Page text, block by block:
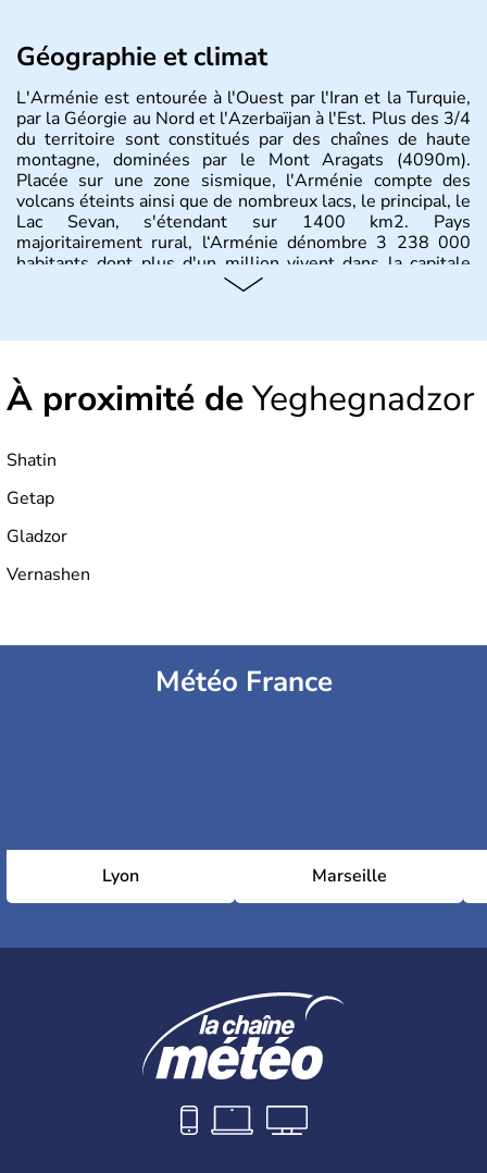
Géographie et climat
L'Arménie est entourée à l'Ouest par l'Iran et la Turquie,
par la Géorgie au Nord et l'Azerbaïjan à l'Est. Plus des 3/4
du territoire sont constitués par des chaînes de haute
montagne, dominées par le Mont Aragats (4090m).
Placée sur une zone sismique, l'Arménie compte des
volcans éteints ainsi que de nombreux lacs, le principal, le
Lac Sevan, s'étendant sur 1400 km2. Pays
majoritairement rural, l‘Arménie dénombre 3 238 000
habitants dont plus d'un million vivent dans la capitale
À proximité deYeghegnadzor
Shatin
Getap
Gladzor
Vernashen
Météo France
Lyon Marseille